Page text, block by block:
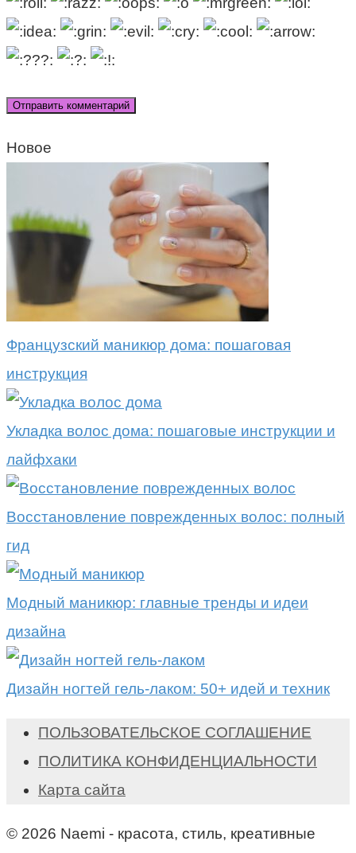
Новое
Французский маникюр дома: пошаговая
инструкция
Укладка волос дома: пошаговые инструкции и
лайфхаки
Восстановление поврежденных волос: полный
гид
Модный маникюр: главные тренды и идеи
дизайна
Дизайн ногтей гель-лаком: 50+ идей и техник
ПОЛЬЗОВАТЕЛЬСКОЕ СОГЛАШЕНИЕ
ПОЛИТИКА КОНФИДЕНЦИАЛЬНОСТИ
Карта сайта
© 2026 Naemi - красота, стиль, креативные